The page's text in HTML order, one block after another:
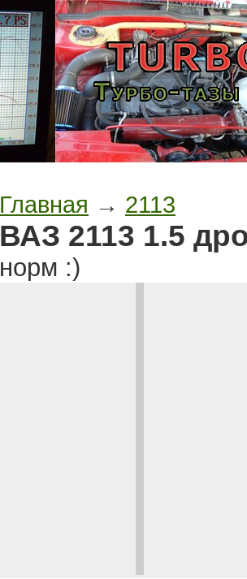
Главная → 2113
ВАЗ 2113 1.5
норм :)